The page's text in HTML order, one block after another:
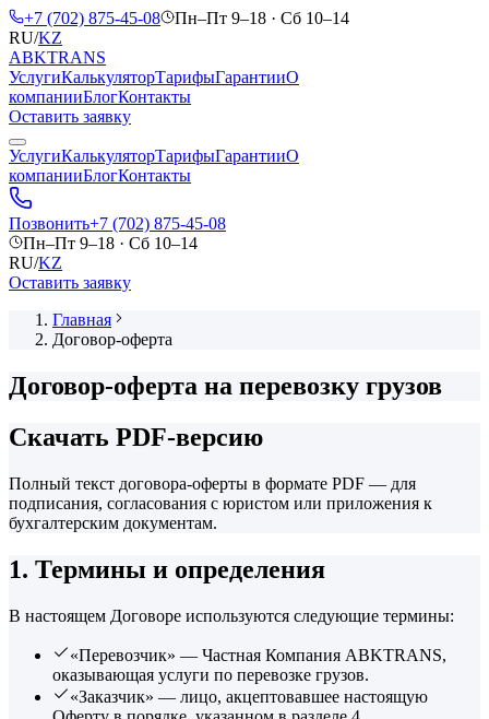
Перейти к содержимому
+7 (702) 875-45-08
Пн–Пт 9–18 · Сб 10–14
RU/KZ
ABKTRANS
УслугиКалькуляторТарифыГарантииО
компанииБлогКонтакты
Оставить заявку
УслугиКалькуляторТарифыГарантииО
компанииБлогКонтакты
Позвонить+7 (702) 875-45-08
Пн–Пт 9–18 · Сб 10–14
RU/KZ
Оставить заявку
Главная
Договор-оферта
Договор-оферта на перевозку грузов
Скачать PDF-версию
Полный текст договора-оферты в формате PDF — для
подписания, согласования с юристом или приложения к
бухгалтерским документам.
1. Термины и определения
В настоящем Договоре используются следующие термины:
«Перевозчик» — Частная Компания ABKTRANS,
оказывающая услуги по перевозке грузов.
«Заказчик» — лицо, акцептовавшее настоящую